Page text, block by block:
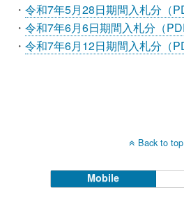
・ 令和7年5月28日期間入札分（
・ 令和7年6月6日期間入札分（
・ 令和7年6月12日期間入札分（
Back to top
Mobile